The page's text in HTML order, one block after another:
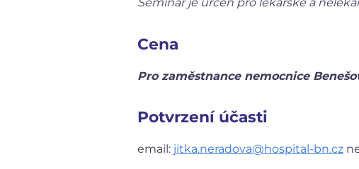
Cena
Pro zaměstnance nemocnice
Potvrzení účasti
email: jitka.neradova@hospital-bn.cz